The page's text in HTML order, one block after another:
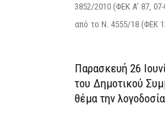
3852/2010 (ΦΕΚ Α’ 87,
από το N. 4555/18 (ΦΕΚ
Παρασκευή 26
του Δημοτικού
θέμα την